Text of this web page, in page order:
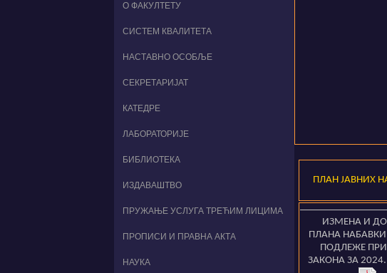
О ФАКУЛТЕТУ
СИСТЕМ КВАЛИТЕТА
НАСТАВНО ОСОБЉЕ
СЕКРЕТАРИЈАТ
КАТЕДРЕ
ЛАБОРАТОРИЈЕ
БИБЛИОТЕКА
ИЗДАВАШТВО
ПРУЖАЊЕ УСЛУГА ТРЕЋИМ ЛИЦИМА
ПРОПИСИ И ПРАВНА АКТА
НАУКА
ПЛАН ЈАВНИХ
ИЗМЕНА И
ПЛАНА НАБАВКИ
ПОДЛЕЖЕ
ЗАКОНА ЗА